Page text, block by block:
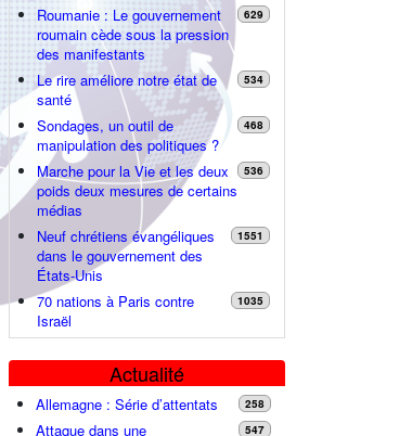
Roumanie : Le gouvernement
roumain cède sous la pression
des manifestants
629
Le rire améliore notre état de
santé
534
Sondages, un outil de
manipulation des politiques ?
468
Marche pour la Vie et les deux
poids deux mesures de certains
médias
536
Neuf chrétiens évangéliques
dans le gouvernement des
États-Unis
1551
70 nations à Paris contre
Israël
1035
Actualité
Allemagne : Série d’attentats 258
Attaque dans une
547